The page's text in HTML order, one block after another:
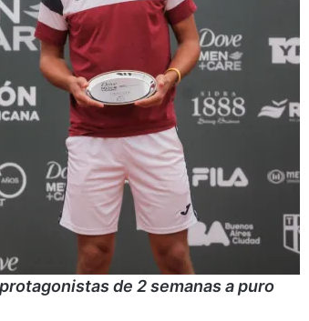
de 2 semanas a puro